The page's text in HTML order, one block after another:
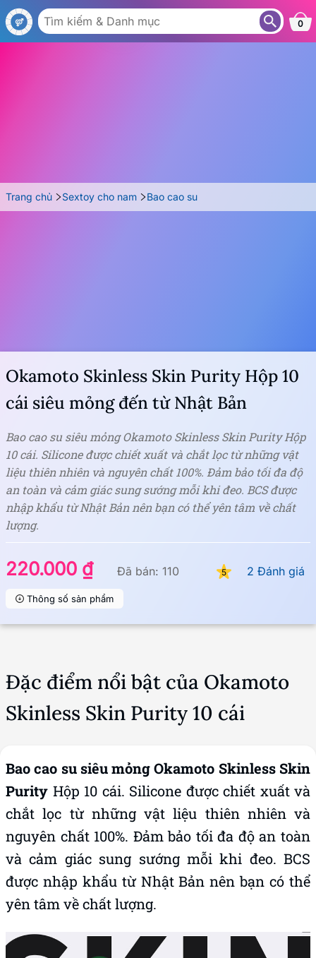
0
Trang chủ Sextoy cho nam Bao cao su
220.000 ₫ Đã bán: 110 5 2 Đánh giá
Thông số sản phẩm
Okamoto Skinless Skin Purity Hộp 10
cái siêu mỏng đến từ Nhật Bản
Bao cao su siêu mỏng Okamoto Skinless Skin Purity Hộp
10 cái. Silicone được chiết xuất và chắt lọc từ những vật
liệu thiên nhiên và nguyên chất 100%. Đảm bảo tối đa độ
an toàn và cảm giác sung sướng mỗi khi đeo. BCS được
nhập khẩu từ Nhật Bản nên bạn có thể yên tâm về chất
lượng.
Đặc điểm nổi bật của Okamoto
Skinless Skin Purity 10 cái
Bao cao su siêu mỏng Okamoto Skinless Skin
Purity Hộp 10 cái. Silicone được chiết xuất và
chắt lọc từ những vật liệu thiên nhiên và
nguyên chất 100%. Đảm bảo tối đa độ an toàn
và cảm giác sung sướng mỗi khi đeo. BCS
được nhập khẩu từ Nhật Bản nên bạn có thể
yên tâm về chất lượng.